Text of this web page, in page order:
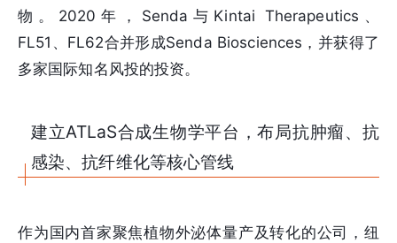
物。2020年，Senda与Kintai Therapeutics、
FL51、FL62合并形成Senda Biosciences，并获得了
多家国际知名风投的投资。
建立ATLaS合成生物学平台，布局抗肿瘤、抗
感染、抗纤维化等核心管线
作为国内首家聚焦植物外泌体量产及转化的公司，纽